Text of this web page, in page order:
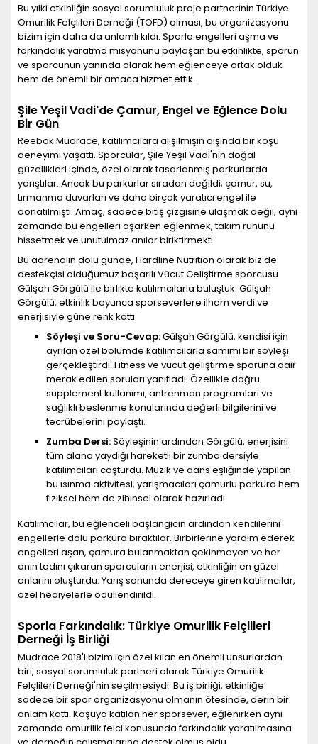
Bu yılki etkinliğin sosyal sorumluluk proje partnerinin Türkiye
Omurilik Felçlileri Derneği (TOFD) olması, bu organizasyonu
bizim için daha da anlamlı kıldı. Sporla engelleri aşma ve
farkındalık yaratma misyonunu paylaşan bu etkinlikte, sporun
ve sporcunun yanında olarak hem eğlenceye ortak olduk
hem de önemli bir amaca hizmet ettik.
Şile Yeşil Vadi'de Çamur, Engel ve Eğlence Dolu
Bir Gün
Reebok Mudrace, katılımcılara alışılmışın dışında bir koşu
deneyimi yaşattı. Sporcular, Şile Yeşil Vadi'nin doğal
güzellikleri içinde, özel olarak tasarlanmış parkurlarda
yarıştılar. Ancak bu parkurlar sıradan değildi; çamur, su,
tırmanma duvarları ve daha birçok yaratıcı engel ile
donatılmıştı. Amaç, sadece bitiş çizgisine ulaşmak değil, aynı
zamanda bu engelleri aşarken eğlenmek, takım ruhunu
hissetmek ve unutulmaz anılar biriktirmekti.
Bu adrenalin dolu günde, Hardline Nutrition olarak biz de
destekçisi olduğumuz başarılı Vücut Geliştirme sporcusu
Gülşah Görgülü ile birlikte katılımcılarla buluştuk. Gülşah
Görgülü, etkinlik boyunca sporseverlere ilham verdi ve
enerjisiyle güne renk kattı:
Söyleşi ve Soru-Cevap:Gülşah Görgülü, kendisi için
ayrılan özel bölümde katılımcılarla samimi bir söyleşi
gerçekleştirdi. Fitness ve vücut geliştirme sporuna dair
merak edilen soruları yanıtladı. Özellikle doğru
supplement kullanımı, antrenman programları ve
sağlıklı beslenme konularında değerli bilgilerini ve
tecrübelerini paylaştı.
Zumba Dersi:Söyleşinin ardından Görgülü, enerjisini
tüm alana yaydığı hareketli bir zumba dersiyle
katılımcıları coşturdu. Müzik ve dans eşliğinde yapılan
bu ısınma aktivitesi, yarışmacıları çamurlu parkura hem
fiziksel hem de zihinsel olarak hazırladı.
Katılımcılar, bu eğlenceli başlangıcın ardından kendilerini
engellerle dolu parkura bıraktılar. Birbirlerine yardım ederek
engelleri aşan, çamura bulanmaktan çekinmeyen ve her
anın tadını çıkaran sporcuların enerjisi, etkinliğin en güzel
anlarını oluşturdu. Yarış sonunda dereceye giren katılımcılar,
özel hediyelerle ödüllendirildi.
Sporla Farkındalık: Türkiye Omurilik Felçlileri
Derneği İş Birliği
Mudrace 2018'i bizim için özel kılan en önemli unsurlardan
biri, sosyal sorumluluk partneri olarak Türkiye Omurilik
Felçlileri Derneği'nin seçilmesiydi. Bu iş birliği, etkinliğe
sadece bir spor organizasyonu olmanın ötesinde, derin bir
anlam kattı. Koşuya katılan her sporsever, eğlenirken aynı
zamanda omurilik felci konusunda farkındalık yaratılmasına